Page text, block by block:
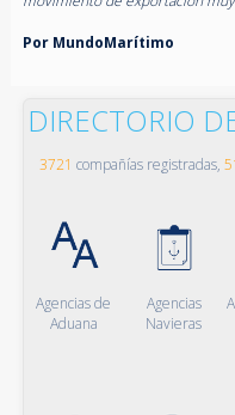
Por MundoMarítimo
DIRECTORIO
3721 compañías registradas,
Agencias de
Aduana
Agencias
Navieras